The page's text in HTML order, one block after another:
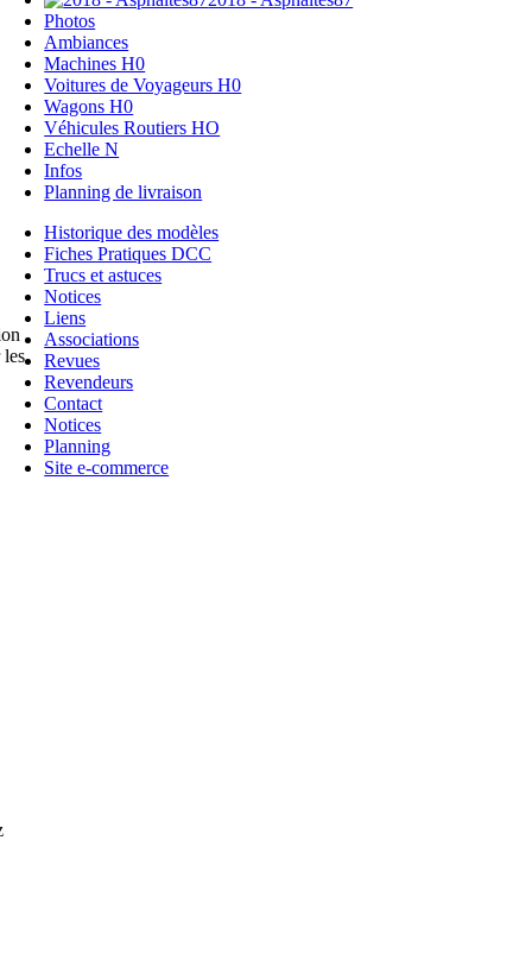
Photos
Ambiances
Machines H0
Voitures de Voyageurs H0
Wagons H0
Véhicules Routiers HO
Echelle N
Infos
Planning de livraison
Historique des modèles
Fiches Pratiques DCC
Trucs et astuces
Notices
Liens
Associations
Revues
Revendeurs
Contact
Notices
Planning
Site e-commerce